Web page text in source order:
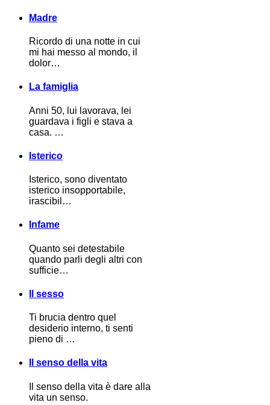
Madre
Ricordo di una notte in cui
mi hai messo al mondo, il
dolor…
La famiglia
Anni 50, lui lavorava, lei
guardava i figli e stava a
casa. …
Isterico
Isterico, sono diventato
isterico insopportabile,
irascibil…
Infame
Quanto sei detestabile
quando parli degli altri con
sufficie…
Il sesso
Ti brucia dentro quel
desiderio interno, ti senti
pieno di …
Il senso della vita
Il senso della vita è dare alla
vita un senso.